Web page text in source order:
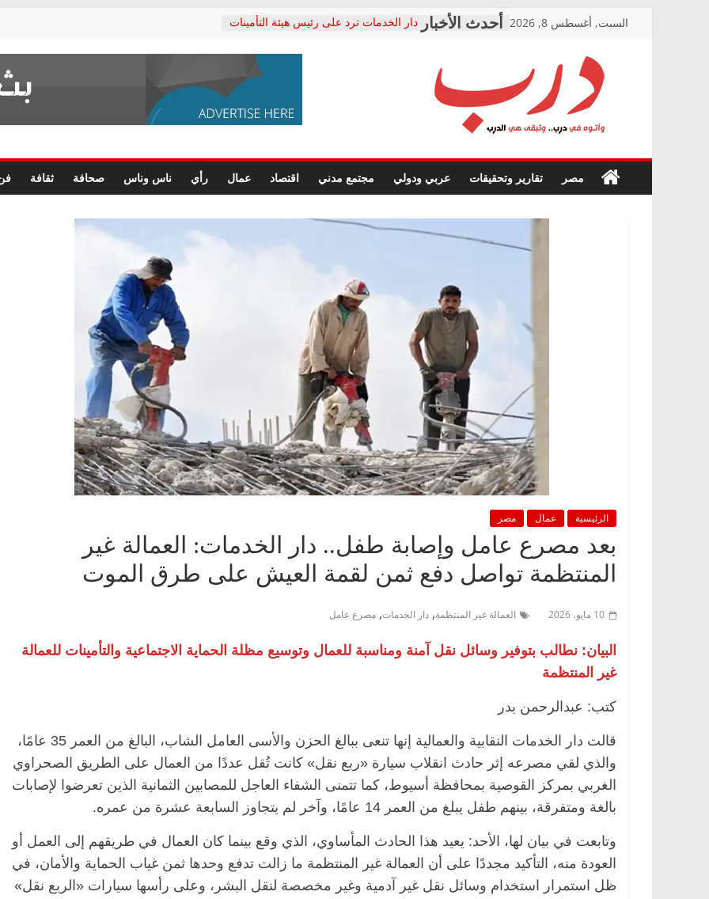
السبت, أغسطس 8, 2026
دار الخدمات ترد على رئيس هيئة التأمينات
معاناة أصحاب المعاشات.. ونطالب بكشف
فرحات سليمان يكتب: القطاع الصحي إلى
حزب التحالف الشعبي يطلق لجنة “الحق
صور .. اعتماد الرسومات النهائية للقرار
الوزاري لمدينة الصحفيين.. وانتهاء أعمال
إنشاء المبنى الإداري
متابعة قضية الدكتور محمد زهران.. ويؤكد:
درب
في
درب..
مصر تقارير وتحقيقات عربي ودولي مجتمع مدني اقتصاد عمال رأي ناس وناس صحافة ثقافة
الرئيسية عمال مصر
بعد مصرع عامل وإصابة طفل.. دار الخدمات: العمالة غير
المنتظمة تواصل دفع ثمن لقمة العيش على طرق الموت
10 مايو، 2026 العمالة غير المنتظمة, دار الخدمات, مصرع عامل
البيان: نطالب بتوفير وسائل نقل آمنة ومناسبة للعمال وتوسيع مظلة الحماية الاجتماعية والتأمينات للعمالة
غير المنتظمة
كتب: عبدالرحمن بدر
قالت دار الخدمات النقابية والعمالية إنها تنعى ببالغ الحزن والأسى العامل الشاب، البالغ من العمر 35 عامًا،
والذي لقي مصرعه إثر حادث انقلاب سيارة «ربع نقل» كانت تُقل عددًا من العمال على الطريق الصحراوي
الغربي بمركز القوصية بمحافظة أسيوط، كما تتمنى الشفاء العاجل للمصابين الثمانية الذين تعرضوا لإصابات
بالغة ومتفرقة، بينهم طفل يبلغ من العمر 14 عامًا، وآخر لم يتجاوز السابعة عشرة من عمره.
وتابعت في بيان لها، الأحد: يعيد هذا الحادث المأساوي، الذي وقع بينما كان العمال في طريقهم إلى العمل أو
العودة منه، التأكيد مجددًا على أن العمالة غير المنتظمة ما زالت تدفع وحدها ثمن غياب الحماية والأمان، في
ظل استمرار استخدام وسائل نقل غير آدمية وغير مخصصة لنقل البشر، وعلى رأسها سيارات «الربع نقل»
الحبايب
الرئيسية مصر ناس وناس
مقعد شاغر على مائدة الإفطار.. يحيى
حسين عبدالهادي فارس مقاومة
(بروفايل)
21 فبراير، 2026
الرئيسية مصر ناس وناس
في ذكرى رحيله.. د. نور فرحات فقيه
قانوني دافع عن قضايا الوطن وانحاز
للحرية (بروفايل)
26 يناير، 2026
فاروق.. خبير اقتصادي